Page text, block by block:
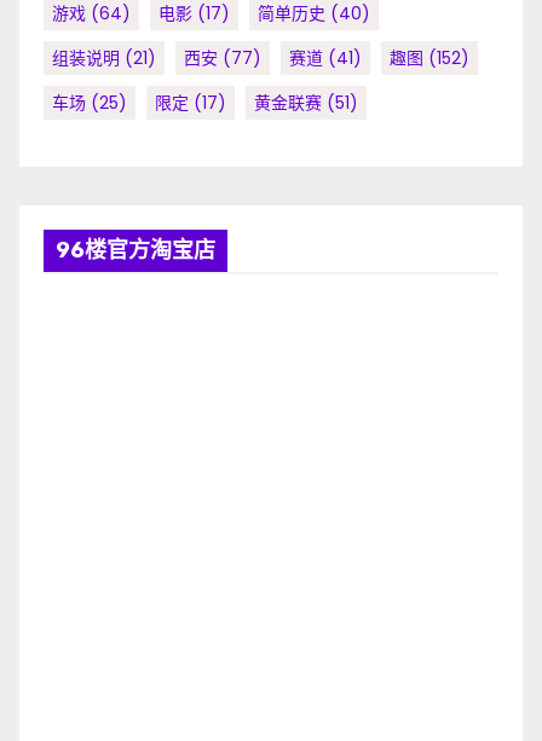
游戏 (64) 电影 (17) 简单历史 (40)
组装说明 (21) 西安 (77) 赛道 (41) 趣图 (152)
车场 (25) 限定 (17) 黄金联赛 (51)
96楼官方淘宝店